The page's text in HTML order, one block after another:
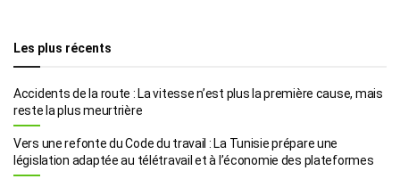
Les plus récents
Accidents de la route : La vitesse n’est plus la première cause, mais
reste la plus meurtrière
Vers une refonte du Code du travail : La Tunisie prépare une
législation adaptée au télétravail et à l’économie des plateformes